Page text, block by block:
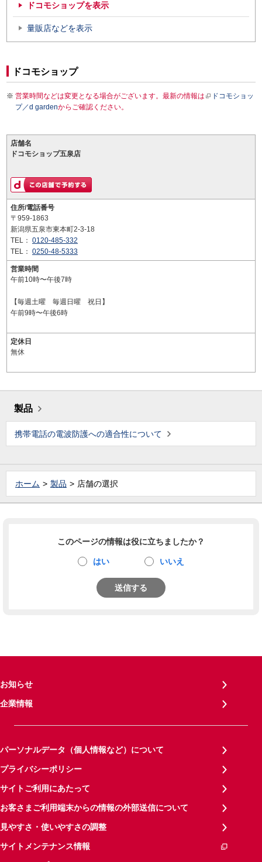
ドコモショップを表示
量販店などを表示
ドコモショップ
営業時間などは変更となる場合がございます。最新の情報は
ドコモショッ
プ／d gardenからご確認ください。
店舗名
ドコモショップ五泉店
住所/電話番号
〒959-1863
新潟県五泉市東本町2-3-18
TEL： 0120-485-332
TEL： 0250-48-5333
営業時間
午前10時〜午後7時
【毎週土曜 毎週日曜 祝日】
午前9時〜午後6時
定休日
無休
製品
携帯電話の電波防護への適合性について
ホーム 製品 店舗の選択
このページの情報は役に立ちましたか？
はい いいえ
送信する
お知らせ
企業情報
パーソナルデータ（個人情報など）について
プライバシーポリシー
サイトご利用にあたって
お客さまご利用端末からの情報の外部送信について
見やすさ・使いやすさの調整
サイトメンテナンス情報